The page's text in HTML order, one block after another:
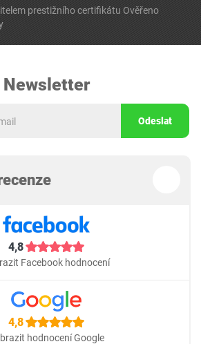
prestižního certifikátu Ověřeno
Newsletter
Odeslat
4,8
Facebook hodnocení
4,8
hodnocení Google